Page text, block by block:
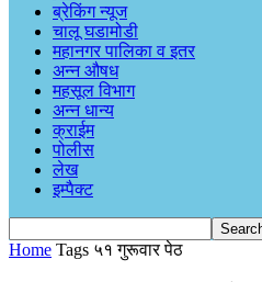
ब्रेकिंग न्यूज
चालू घडामोडी
महानगर पालिका व इतर
अन्न औषध
महसूल विभाग
अन्न धान्य
क्राईम
पोलीस
लेख
इम्पैक्ट
Home Tags ५१ गुरूवार पेठ